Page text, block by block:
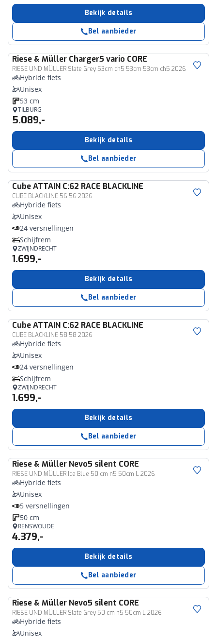
Bekijk details
Bel aanbieder
Riese & Müller Charger5 vario CORE
RIESE UND MÜLLER Slate Grey 53cm ch5 53cm 53cm ch5 2026
Hybride fiets
Unisex
53 cm
TILBURG
5.089,-
Bekijk details
Bel aanbieder
CubeATTAIN C:62 RACE BLACKLINE
CUBE BLACKLINE 56 56 2026
Hybride fiets
Unisex
24 versnellingen
Schijfrem
ZWIJNDRECHT
1.699,-
Bekijk details
Bel aanbieder
CubeATTAIN C:62 RACE BLACKLINE
CUBE BLACKLINE 58 58 2026
Hybride fiets
Unisex
24 versnellingen
Schijfrem
ZWIJNDRECHT
1.699,-
Bekijk details
Bel aanbieder
Riese & Müller Nevo5 silent CORE
RIESE UND MÜLLER Ice Blue 50 cm n5 50cm L 2026
Hybride fiets
Unisex
5 versnellingen
50 cm
RENSWOUDE
4.379,-
Bekijk details
Bel aanbieder
Riese & Müller Nevo5 silent CORE
RIESE UND MÜLLER Slate Grey 50 cm n5 50cm L 2026
Hybride fiets
Unisex